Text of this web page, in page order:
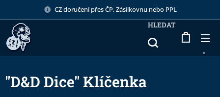
CZ doručení přes ČP, Zásilkovnu nebo PPL
HLEDAT
"D&D Dice" Klíčenka